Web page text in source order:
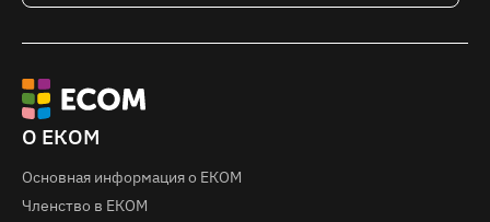
О ЕКОМ
Основная информация о EКOM
Членство в ЕКОМ